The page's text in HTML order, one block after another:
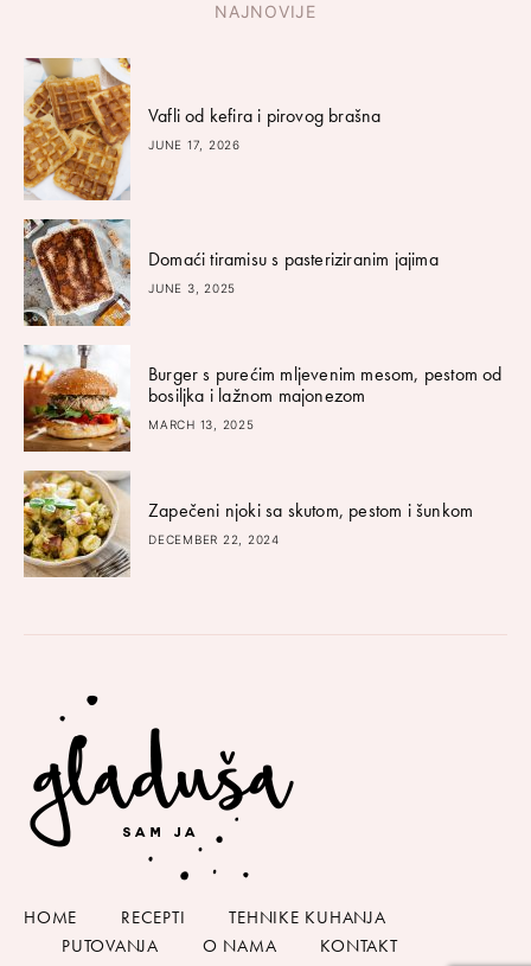
NAJNOVIJE
Vafli od kefira i pirovog brašna
JUNE 17, 2026
Domaći tiramisu s pasteriziranim jajima
JUNE 3, 2025
Burger s purećim mljevenim mesom, pestom od
bosiljka i lažnom majonezom
MARCH 13, 2025
Zapečeni njoki sa skutom, pestom i šunkom
DECEMBER 22, 2024
HOME RECEPTI
TEHNIKE KUHANJA
PUTOVANJA
O NAMA KONTAKT